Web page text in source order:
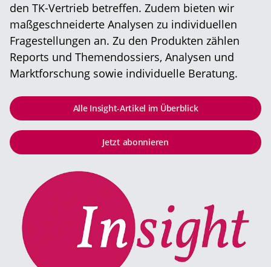
den TK-Vertrieb betreffen. Zudem bieten wir
maßgeschneiderte Analysen zu individuellen
Fragestellungen an. Zu den Produkten zählen
Reports und Themendossiers, Analysen und
Marktforschung sowie individuelle Beratung.
Alle Insight-Artikel im Überblick
Jetzt abonnieren